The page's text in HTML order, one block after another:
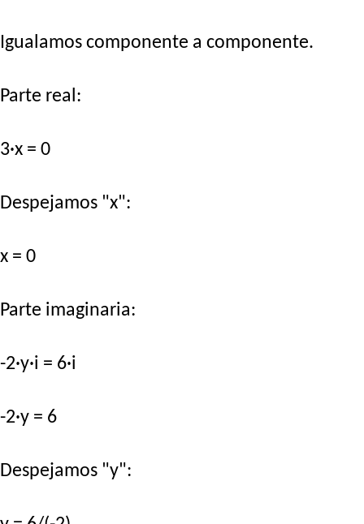
Igualamos componente a componente.
Parte real:
3·x = 0
Despejamos "x":
x = 0
Parte imaginaria:
-2·y·i = 6·i
-2·y = 6
Despejamos "y":